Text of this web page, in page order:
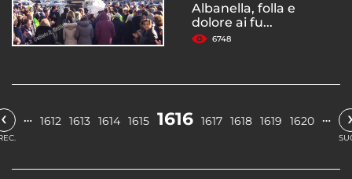
Albanella, folla e
dolore ai fu...
6748
‹ … 1612 1613 1614 1615 1616 1617 1618 1619 1620 …